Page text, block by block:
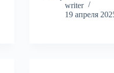
writer
19 апреля